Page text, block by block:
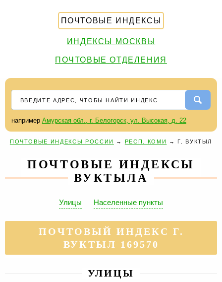
ПОЧТОВЫЕ ИНДЕКСЫ
ИНДЕКСЫ МОСКВЫ
ПОЧТОВЫЕ ОТДЕЛЕНИЯ
например Амурская обл., г. Белогорск, ул. Высокая, д. 22
ПОЧТОВЫЕ ИНДЕКСЫ РОССИИ → РЕСП. КОМИ →Г. ВУКТЫЛ
ПОЧТОВЫЕ ИНДЕКСЫ
ВУКТЫЛА
Улицы Населенные пункты
ПОЧТОВЫЙ ИНДЕКС Г.
ВУКТЫЛ 169570
УЛИЦЫ